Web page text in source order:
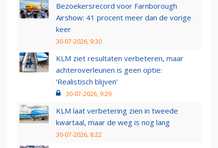
Bezoekersrecord voor Farnborough
Airshow: 41 procent meer dan de vorige
keer
30-07-2026, 9:30
KLM ziet resultaten verbeteren, maar
achteroverleunen is geen optie:
‘Realistisch blijven’
30-07-2026, 9:29
KLM laat verbetering zien in tweede
kwartaal, maar de weg is nog lang
30-07-2026, 8:22